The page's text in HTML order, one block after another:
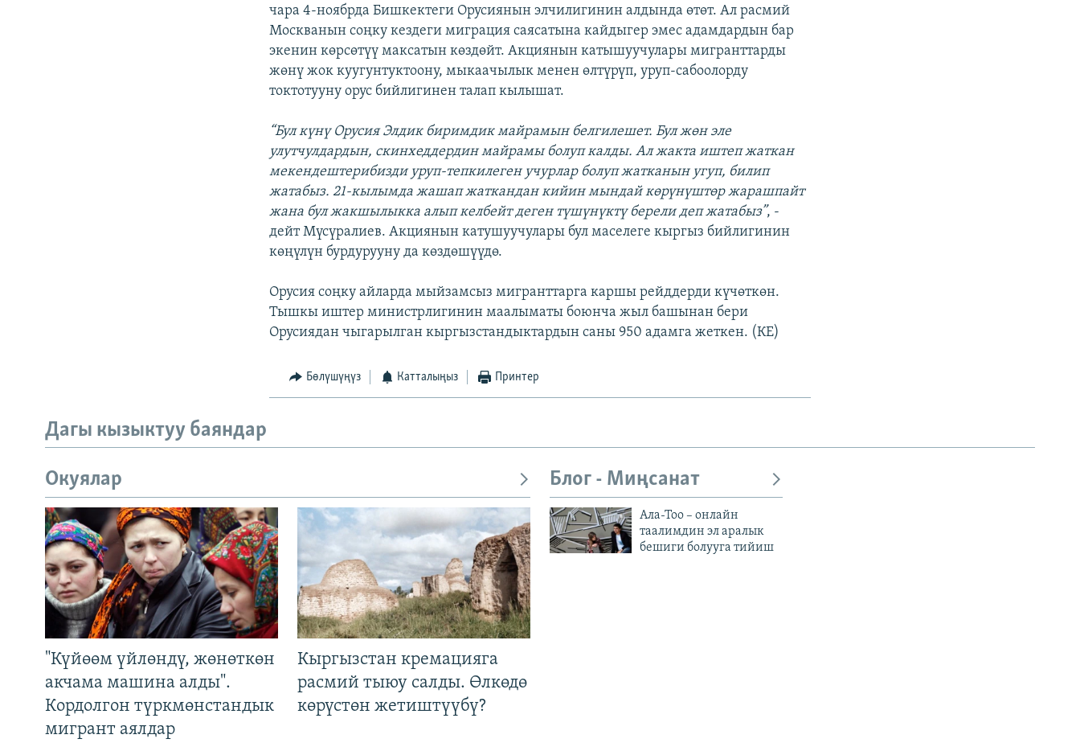
чара 4-ноябрда Бишкектеги Орусиянын элчилигинин алдында өтөт. Ал расмий
Москванын соңку кездеги миграция саясатына кайдыгер эмес адамдардын бар
экенин көрсөтүү максатын көздөйт. Акциянын катышуучулары мигранттарды
жөнү жок куугунтуктоону, мыкаачылык менен өлтүрүп, уруп-сабоолорду
токтотууну орус бийлигинен талап кылышат.
“Бул күнү Орусия Элдик биримдик майрамын белгилешет. Бул жөн эле
улутчулдардын, скинхеддердин майрамы болуп калды. Ал жакта иштеп жаткан
мекендештерибизди уруп-тепкилеген учурлар болуп жатканын угуп, билип
жатабыз. 21-кылымда жашап жаткандан кийин мындай көрүнүштөр жарашпайт
жана бул жакшылыкка алып келбейт деген түшүнүктү берели деп жатабыз”, -
дейт Мүсүралиев. Акциянын катушуучулары бул маселеге кыргыз бийлигинин
көңүлүн бурдурууну да көздөшүүдө.
Орусия соңку айларда мыйзамсыз мигранттарга каршы рейддерди күчөткөн.
Тышкы иштер министрлигинин маалыматы боюнча жыл башынан бери
Орусиядан чыгарылган кыргызстандыктардын саны 950 адамга жеткен. (КЕ)
Бөлүшүңүз Катталыңыз Принтер
Дагы кызыктуу баяндар
Окуялар
"Күйөөм үйлөндү, жөнөткөн
акчама машина алды".
Кордолгон түркмөнстандык
мигрант аялдар
Кыргызстан кремацияга
расмий тыюу салды. Өлкөдө
көрүстөн жетиштүүбү?
Блог - Миңсанат
Ала-Тоо – онлайн
таалимдин эл аралык
бешиги болууга тийиш